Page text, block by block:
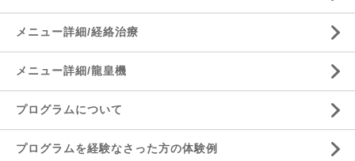
メニュー詳細/経絡治療
メニュー詳細/龍皇機
プログラムについて
プログラムを経験なさった方の体験例